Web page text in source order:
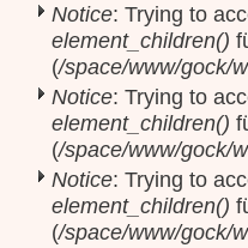
Notice: Trying to
element_children()
(/space/www/gock/
Notice: Trying to
element_children()
(/space/www/gock/
Notice: Trying to
element_children()
(/space/www/gock/